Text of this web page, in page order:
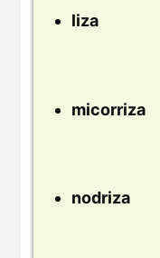
liza
micorriza
nodriza